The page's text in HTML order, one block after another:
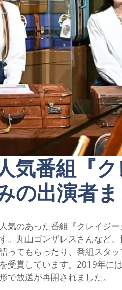
気番組『
の出演者
気のあった番組『クレイジ
。丸山ゴンザレスさんなど
ってもらったり、番組スタ
受賞しています。2019年に
で放送が再開されました。